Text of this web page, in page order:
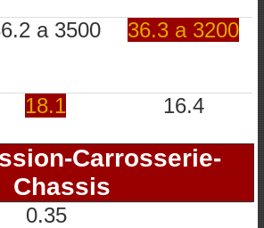
a 3500 36.3 a 3200
18.1 16.4
Carrosserie-
Chassis
0.35